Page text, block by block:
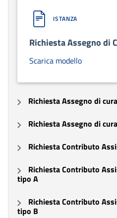
ISTANZA
Richiesta Assegno di
Scarica modello
Richiesta Assegno di
Richiesta Assegno di
Richiesta Contributo
Richiesta Contributo
tipo A
Richiesta Contributo
tipo B